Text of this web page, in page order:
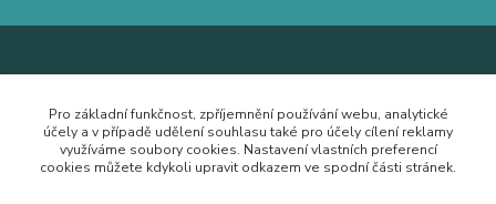
Pro základní funkčnost, zpříjemnění používání webu, analytické
účely a v případě udělení souhlasu také pro účely cílení reklamy
využíváme soubory cookies. Nastavení vlastních preferencí
cookies můžete kdykoli upravit odkazem ve spodní části stránek.